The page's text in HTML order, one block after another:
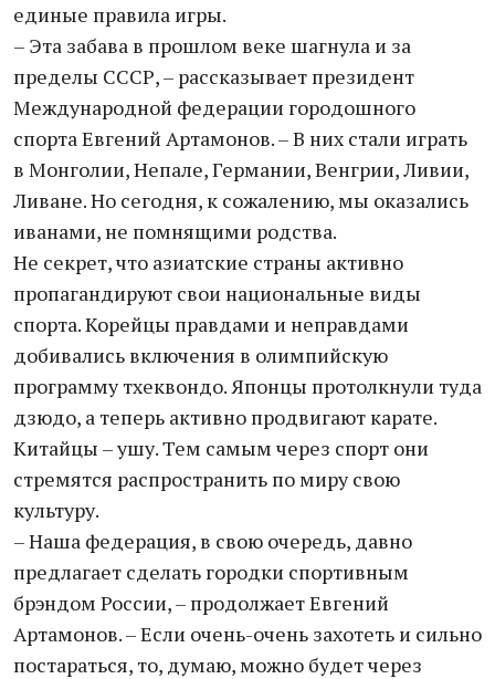
единые правила игры.
– Эта забава в прошлом веке шагнула и за
пределы СССР, – рассказывает президент
Международной федерации городошного
спорта Евгений Артамонов. – В них стали играть
в Монголии, Непале, Германии, Венгрии, Ливии,
Ливане. Но сегодня, к сожалению, мы оказались
иванами, не помнящими родства.
Не секрет, что азиатские страны активно
пропагандируют свои национальные виды
спорта. Корейцы правдами и неправдами
добивались включения в олимпийскую
программу тхеквондо. Японцы протолкнули туда
дзюдо, а теперь активно продвигают карате.
Китайцы – ушу. Тем самым через спорт они
стремятся распространить по миру свою
культуру.
– Наша федерация, в свою очередь, давно
предлагает сделать городки спортивным
брэндом России, – продолжает Евгений
Артамонов. – Если очень-очень захотеть и сильно
постараться, то, думаю, можно будет через